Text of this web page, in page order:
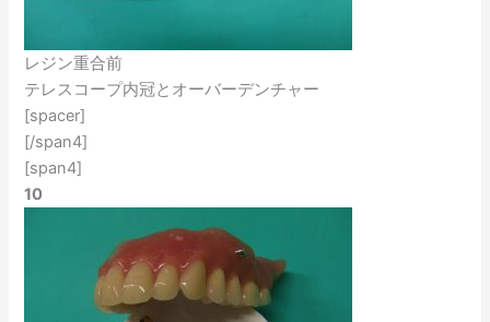
レジン重合前
テレスコープ内冠とオーバーデンチャー
[spacer]
[/span4]
[span4]
10